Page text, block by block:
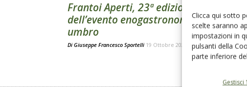
Clicca qui sotto
scelte saranno
impostazioni in
pulsanti della
parte inferiore
Gestisci
Frantoi Aperti, 23ª edizione
dell’evento enogastronomico
umbro
Di Giuseppe Francesco Sportelli 19 Ottobre 2020